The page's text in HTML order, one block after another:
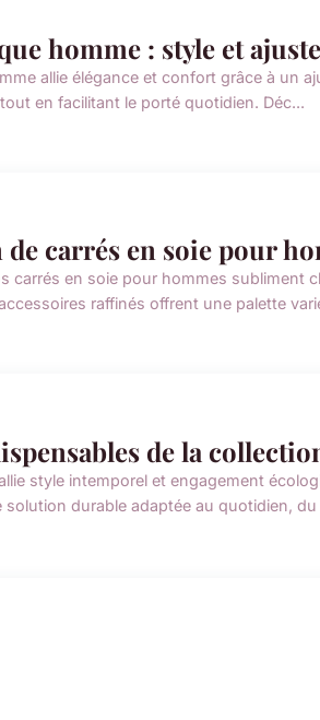
homme : style et
allie élégance et confort grâce à un
en facilitant le porté quotidien. Déc...
carrés en soie pour
carrés en soie pour hommes subliment
raffinés offrent une palette
de la
style intemporel et engagement
durable adaptée au quotidien, du